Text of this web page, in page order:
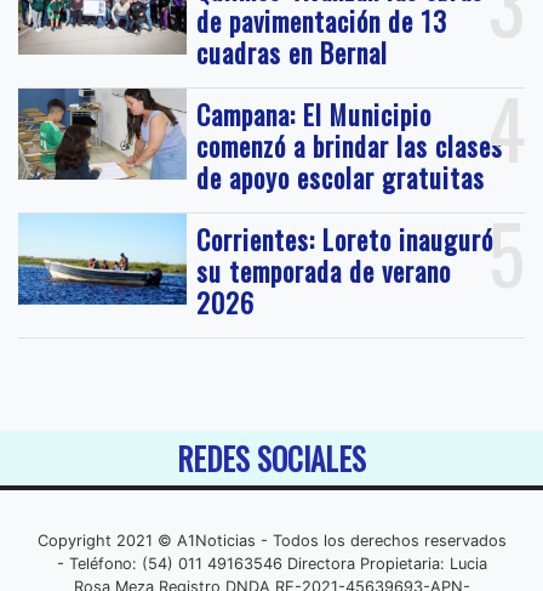
de pavimentación de 13
cuadras en Bernal
4
Campana: El Municipio
comenzó a brindar las clases
de apoyo escolar gratuitas
5
Corrientes: Loreto inauguró
su temporada de verano
2026
REDES SOCIALES
Copyright 2021 © A1Noticias - Todos los derechos reservados
- Teléfono: (54) 011 49163546 Directora Propietaria: Lucia
Rosa Meza Registro DNDA RE-2021-45639693-APN-